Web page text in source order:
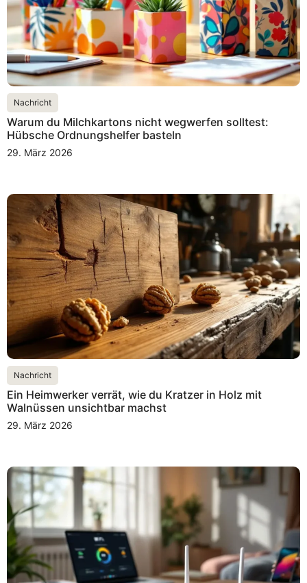
Nachricht
Warum du Milchkartons nicht wegwerfen solltest:
Hübsche Ordnungshelfer basteln
29. März 2026
Nachricht
Ein Heimwerker verrät, wie du Kratzer in Holz mit
Walnüssen unsichtbar machst
29. März 2026